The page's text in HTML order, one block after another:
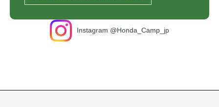
Instagram @Honda_Camp_jp